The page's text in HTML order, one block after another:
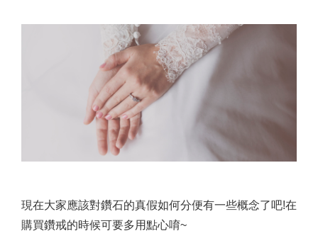
現在大家應該對鑽石的真假如何分便有一些概念了吧!在
購買鑽戒的時候可要多用點心唷~